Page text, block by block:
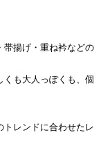
帯揚げ・重ね衿などの
くも大人っぽくも、個
トレンドに合わせたレ